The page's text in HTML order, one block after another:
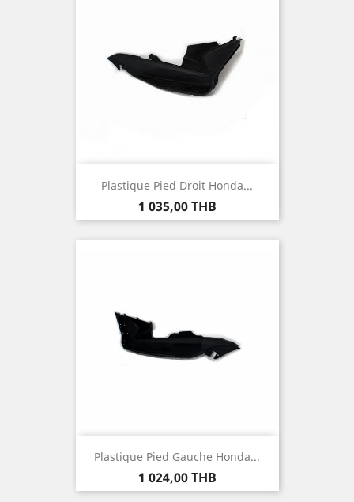
Plastique Pied Droit Honda...
Prix
1 035,00 THB
Plastique Pied Gauche Honda...
Prix
1 024,00 THB